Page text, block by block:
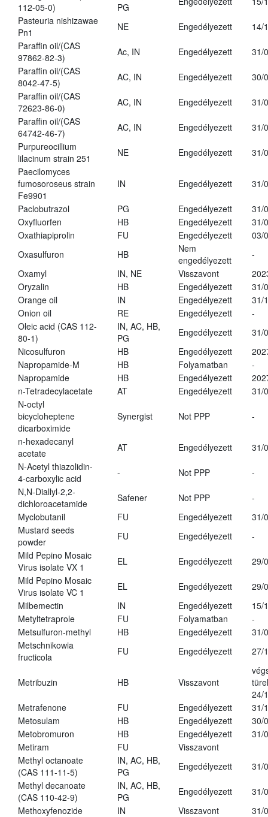
112-05-0)
PG
Pasteuria nishizawae
Pn1
NE Engedélyezett
14/
Paraffin oil/(CAS
97862-82-3)
Ac, IN Engedélyezett
31/
Paraffin oil/(CAS
8042-47-5)
AC, IN Engedélyezett
30/
Paraffin oil/(CAS
72623-86-0)
AC, IN Engedélyezett
31/
Paraffin oil/(CAS
64742-46-7)
AC, IN Engedélyezett
31/
Purpureocillium
lilacinum strain 251
NE Engedélyezett
31/
Paecilomyces
fumosoroseus strain
Fe9901
IN Engedélyezett 31/
Paclobutrazol PG Engedélyezett
31/
Oxyfluorfen
HB Engedélyezett
31/
Oxathiapiprolin
FU Engedélyezett
03/
Oxasulfuron
HB
Nem
engedélyezett
-
Oxamyl
IN, NE Visszavont
Oryzalin
HB Engedélyezett
31/
Orange oil
IN Engedélyezett
31/
Onion oil
RE Engedélyezett
-
Oleic acid (CAS 112-
80-1)
IN, AC, HB,
PG
Engedélyezett
31/
Nicosulfuron
HB Engedélyezett
Napropamide-M
HB Folyamatban
-
Napropamide
HB Engedélyezett
n-Tetradecylacetate
AT Engedélyezett
31/
N-octyl
bicycloheptene
dicarboximide
Synergist Not PPP -
n-hexadecanyl
acetate
AT Engedélyezett
31/
N-Acetyl thiazolidin-
4-carboxylic acid
- Not PPP
-
N,N-Diallyl-2,2-
dichloroacetamide
Safener Not PPP
-
Myclobutanil
FU Engedélyezett
31/
Mustard seeds
powder
FU Engedélyezett
-
Mild Pepino Mosaic
Virus isolate VX 1
EL Engedélyezett
29/
Mild Pepino Mosaic
Virus isolate VC 1
EL Engedélyezett
29/
Milbemectin
IN Engedélyezett
15/
Metyltetraprole
FU Folyamatban
-
Metsulfuron-methyl
HB Engedélyezett
31/
Metschnikowia
fructicola
FU Engedélyezett 27/
Metribuzin HB Visszavont
24/
Metrafenone
FU Engedélyezett
31/
Metosulam
HB Engedélyezett
30/
Metobromuron
HB Engedélyezett
31/
Metiram
FU
Visszavont
Methyl octanoate
(CAS 111-11-5)
IN, AC, HB,
PG
Engedélyezett
31/
Methyl decanoate
(CAS 110-42-9)
IN, AC, HB,
PG
Engedélyezett
31/
Methoxyfenozide
IN Visszavont
31/